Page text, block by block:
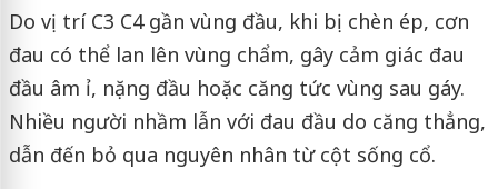
Do vị trí C3 C4 gần vùng đầu, khi bị chèn ép, cơn
đau có thể lan lên vùng chẩm, gây cảm giác đau
đầu âm ỉ, nặng đầu hoặc căng tức vùng sau gáy.
Nhiều người nhầm lẫn với đau đầu do căng thẳng,
dẫn đến bỏ qua nguyên nhân từ cột sống cổ.